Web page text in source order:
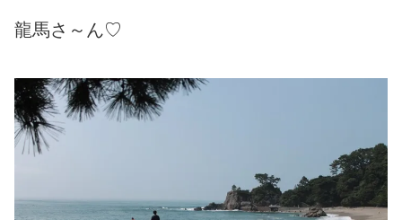
龍馬さ～ん♡